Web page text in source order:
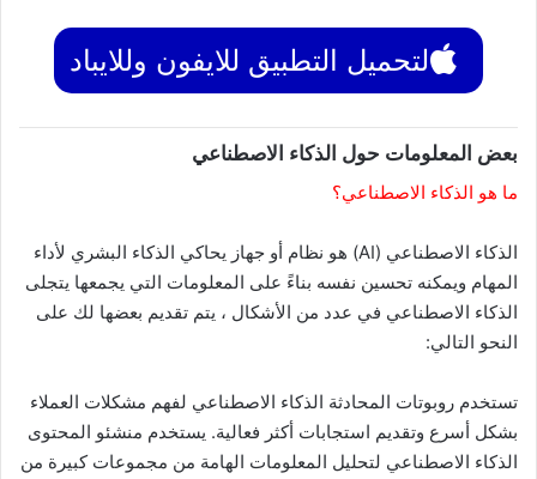
لتحميل التطبيق للايفون وللايباد
بعض المعلومات حول الذكاء الاصطناعي
ما هو الذكاء الاصطناعي؟
الذكاء الاصطناعي (AI) هو نظام أو جهاز يحاكي الذكاء البشري لأداء
المهام ويمكنه تحسين نفسه بناءً على المعلومات التي يجمعها يتجلى
الذكاء الاصطناعي في عدد من الأشكال ، يتم تقديم بعضها لك على
النحو التالي:
تستخدم روبوتات المحادثة الذكاء الاصطناعي لفهم مشكلات العملاء
بشكل أسرع وتقديم استجابات أكثر فعالية. يستخدم منشئو المحتوى
الذكاء الاصطناعي لتحليل المعلومات الهامة من مجموعات كبيرة من